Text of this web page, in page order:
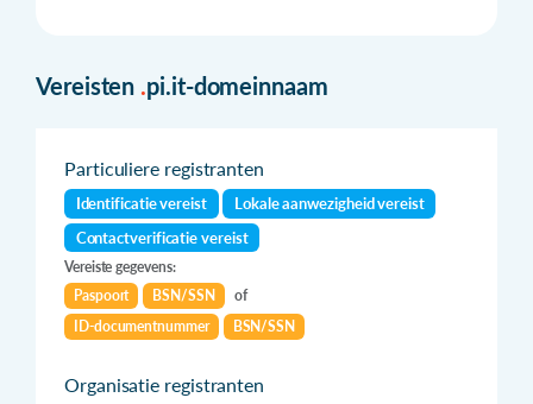
Vereisten .pi.it-domeinnaam
Particuliere registranten
Identificatie vereist
Lokale aanwezigheid vereist
Contactverificatie vereist
Vereiste gegevens:
Paspoort
BSN/SSN
of
ID-documentnummer
BSN/SSN
Organisatie registranten